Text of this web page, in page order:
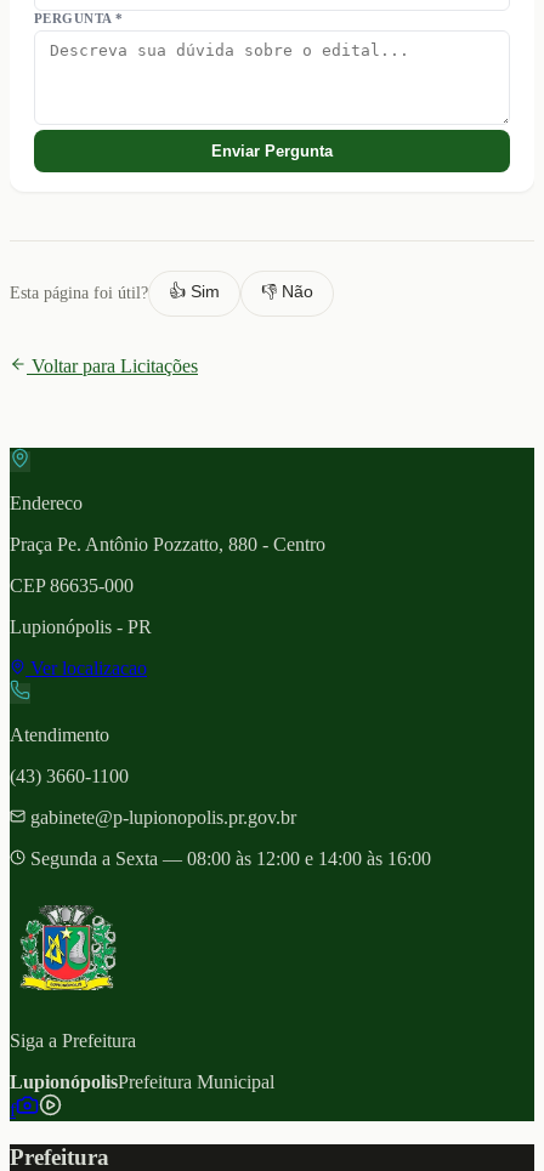
PERGUNTA *
Enviar Pergunta
Esta página foi útil? 👍 Sim 👎 Não
Voltar para Licitações
Endereco
Praça Pe. Antônio Pozzatto, 880 - Centro
CEP86635-000
Lupionópolis - PR
Ver localizacao
Atendimento
(43) 3660-1100
gabinete@p-lupionopolis.pr.gov.br
Segunda a Sexta — 08:00 às 12:00 e 14:00 às 16:00
Siga a Prefeitura
LupionópolisPrefeitura Municipal
f
Prefeitura